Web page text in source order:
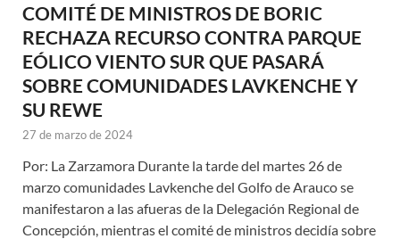
COMITÉ DE MINISTROS DE BORIC
RECHAZA RECURSO CONTRA PARQUE
EÓLICO VIENTO SUR QUE PASARÁ
SOBRE COMUNIDADES LAVKENCHE Y
SU REWE
27 de marzo de 2024
Por: La Zarzamora Durante la tarde del martes 26 de
marzo comunidades Lavkenche del Golfo de Arauco se
manifestaron a las afueras de la Delegación Regional de
Concepción, mientras el comité de ministros decidía sobre